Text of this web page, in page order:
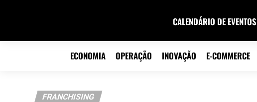
CALENDÁRIO DE EVENTOS
ECONOMIA OPERAÇÃO INOVAÇÃO E-COMMERCE
FRANCHISING